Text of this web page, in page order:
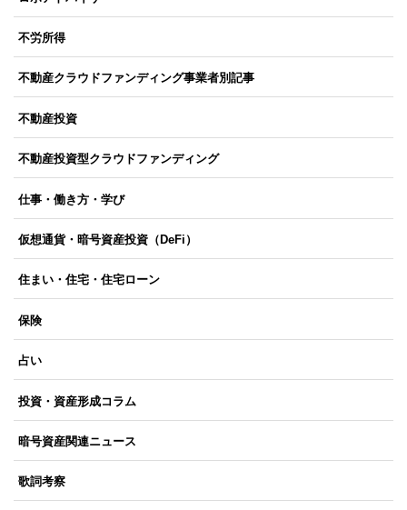
不労所得
不動産クラウドファンディング事業者別記事
不動産投資
不動産投資型クラウドファンディング
仕事・働き方・学び
仮想通貨・暗号資産投資（DeFi）
住まい・住宅・住宅ローン
保険
占い
投資・資産形成コラム
暗号資産関連ニュース
歌詞考察